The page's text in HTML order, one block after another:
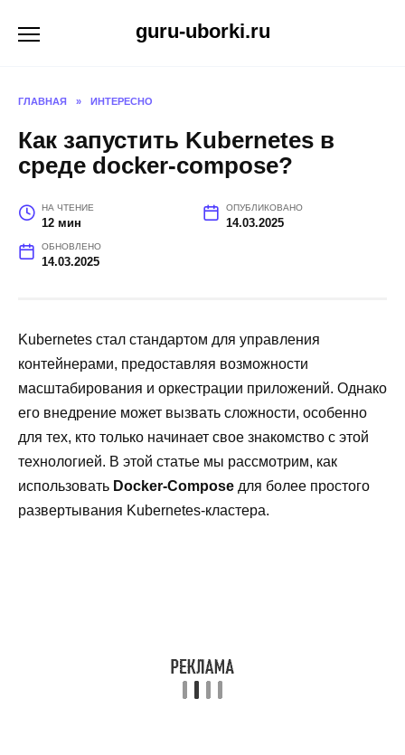
guru-uborki.ru
ГЛАВНАЯ » ИНТЕРЕСНО
Как запустить Kubernetes в
среде docker-compose?
НА ЧТЕНИЕ
12 мин
ОПУБЛИКОВАНО
14.03.2025
ОБНОВЛЕНО
14.03.2025
Kubernetes стал стандартом для управления
контейнерами, предоставляя возможности
масштабирования и оркестрации приложений. Однако
его внедрение может вызвать сложности, особенно
для тех, кто только начинает свое знакомство с этой
технологией. В этой статье мы рассмотрим, как
использовать Docker-Compose для более простого
развертывания Kubernetes-кластера.